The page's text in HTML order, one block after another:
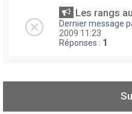
Les rangs
Dernier message
2009 11:23
Réponses : 1